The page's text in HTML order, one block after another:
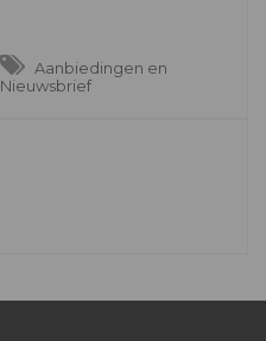
Aanbiedingen en
Nieuwsbrief